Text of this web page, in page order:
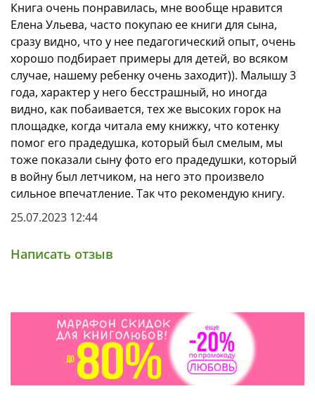
Книга очень понравилась, мне вообще нравится
Елена Ульева, часто покупаю ее книги для сына,
сразу видно, что у нее педагогический опыт, очень
хорошо подбирает примеры для детей, во всяком
случае, нашему ребенку очень заходит)). Малышу 3
года, характер у него бесстрашный, но иногда
видно, как побаивается, тех же высоких горок на
площадке, когда читала ему книжку, что котенку
помог его прадедушка, который был смелым, мы
тоже показали сыну фото его прадедушки, который
в войну был летчиком, на него это произвело
сильное впечатление. Так что рекомендую книгу.
25.07.2023 12:44
Написать отзыв